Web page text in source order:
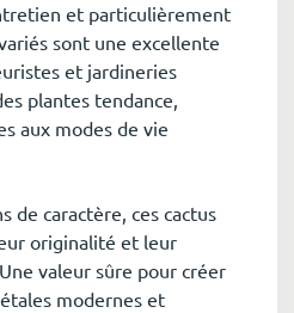
et particulièrement
sont une excellente
et jardineries
plantes tendance,
aux modes de vie
de caractère, ces cactus
originalité et leur
valeur sûre pour créer
modernes et